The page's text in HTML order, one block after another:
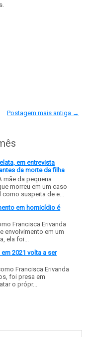
Postagem mais antiga →
em entrevista
da morte da filha
da pequena
morreu em um caso
suspeita de e...
em homicídio é
Francisca Erivanda
envolvimento em um
ela foi...
2021 volta a ser
Francisca Erivanda
foi presa em
o própr...